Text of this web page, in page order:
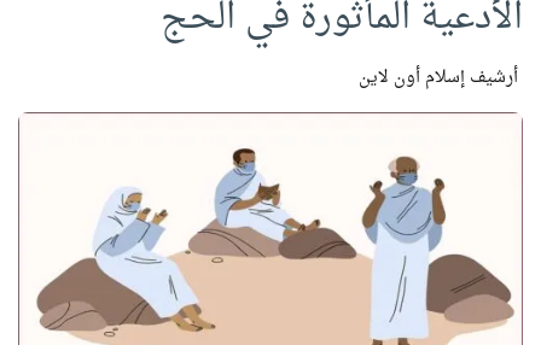
الأدعية المأثورة في الحج
أرشيف إسلام أون لاين